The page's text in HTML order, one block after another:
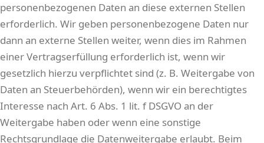
personenbezogenen Daten an diese externen Stellen
erforderlich. Wir geben personenbezogene Daten nur
dann an externe Stellen weiter, wenn dies im Rahmen
einer Vertragserfüllung erforderlich ist, wenn wir
gesetzlich hierzu verpflichtet sind (z. B. Weitergabe von
Daten an Steuerbehörden), wenn wir ein berechtigtes
Interesse nach Art. 6 Abs. 1 lit. f DSGVO an der
Weitergabe haben oder wenn eine sonstige
Rechtsgrundlage die Datenweitergabe erlaubt. Beim